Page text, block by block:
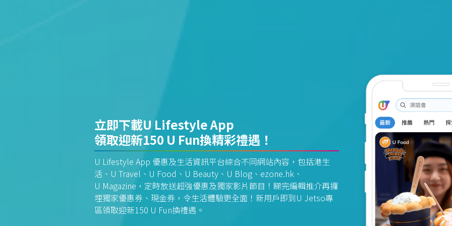
立即下載U Lifestyle App
領取迎新150 U Fun換精彩禮遇！
U Lifestyle App 優惠及生活資訊平台綜合不同網站內容，包括港生
活、U Travel、U Food、U Beauty、U Blog、ezone.hk、
U Magazine，定時放送超強優惠及獨家影片節目！睇完編輯推介再攞
埋獨家優惠券、現金券，令生活體驗更全面！新用戶即到U Jetso專
區領取迎新150 U Fun換禮遇。